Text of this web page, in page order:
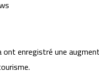
enregistré une